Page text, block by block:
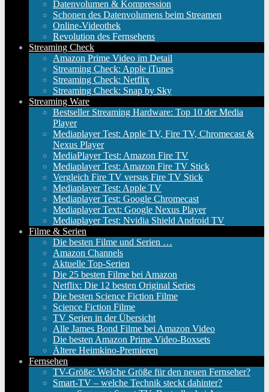
Datenvolumen & Kompression
Schonen des Datenvolumens beim Streamen
Online-Videothek
Revolution des Fernsehens
Streaming Check
Amazon Prime Video im Detail
Streaming Check: Apple iTunes
Streaming Check: Netflix
Streaming Check: Snap by Sky
Streaming Ware
Bestseller Streaming Hardware: Top 10 der Media
Player
Mediaplayer Test: Apple TV, Fire TV, Chromecast &
Nexus Player
MediaPlayer Test: Amazon Fire TV
Mediaplayer Test: Amazon Fire TV Stick
Vergleich Fire TV versus Fire TV Stick
Mediaplayer Test: Apple TV
Mediaplayer Test: Google Chromecast
Mediaplayer Text: Google Nexus Player
Mediaplayer Test: Nvidia Shield Android TV
Filme & Serien
Die besten Filme und Serien …
Amazon Channels
Aktuelle Top-Serien
Die 25 besten Filme bei Amazon
Netflix: Die 12 besten Original Series
Die besten Science Fiction Filme
Science Fiction Filme
TV Serien in der Übersicht
Alle James Bond Filme bei Amazon Video
Die besten Amazon Prime Video-Boxsets
Ältere Heimkino-Premieren
Fernsehen
TV-Größe: Welche Größe für den neuen Fernseher?
Smart-TV – welche Technik steckt dahinter?